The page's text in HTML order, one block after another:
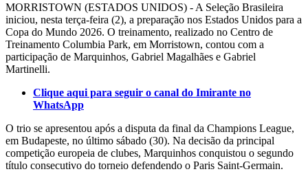
MORRISTOWN (ESTADOS UNIDOS) - A Seleção Brasileira
iniciou, nesta terça-feira (2), a preparação nos Estados Unidos para a
Copa do Mundo 2026. O treinamento, realizado no Centro de
Treinamento Columbia Park, em Morristown, contou com a
participação de Marquinhos, Gabriel Magalhães e Gabriel
Martinelli.
Clique aqui para seguir o canal do Imirante no
WhatsApp
O trio se apresentou após a disputa da final da Champions League,
em Budapeste, no último sábado (30). Na decisão da principal
competição europeia de clubes, Marquinhos conquistou o segundo
título consecutivo do torneio defendendo o Paris Saint-Germain.